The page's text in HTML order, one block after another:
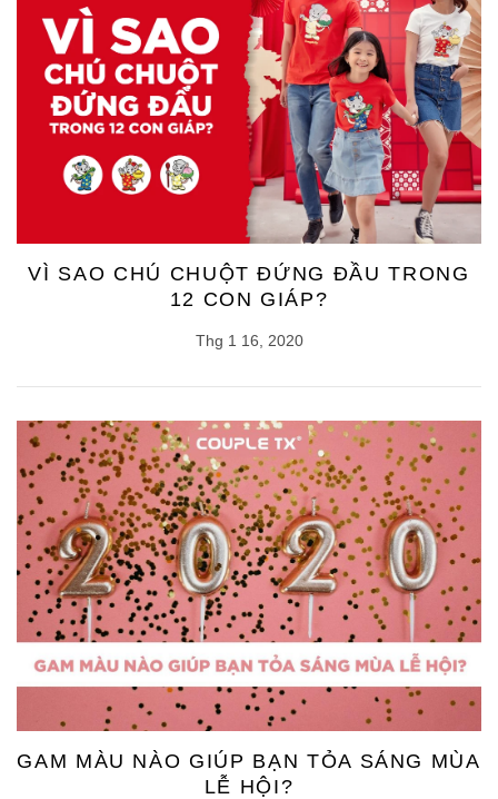
VÌ SAO CHÚ CHUỘT ĐỨNG ĐẦU TRONG
12 CON GIÁP?
Thg 1 16, 2020
GAM MÀU NÀO GIÚP BẠN TỎA SÁNG MÙA
LỄ HỘI?